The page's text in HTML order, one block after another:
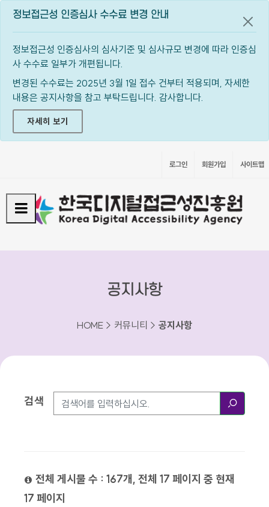
정보접근성 인증심사 수수료 변경 안내
정보접근성 인증심사의 심사기준 및 심사규모 변경에 따라 인증심
사 수수료 일부가 개편됩니다.
변경된 수수료는 2025년 3월 1일 접수 건부터 적용되며, 자세한
내용은 공지사항을 참고 부탁드립니다. 감사합니다.
자세히 보기
공지
로그인 회원가입 사이트맵
공지사항
HOME > 커뮤니티 > 공지사항
검색방법
검색
전체 게시물 수 : 167개, 전체 17 페이지 중 현재
17 페이지